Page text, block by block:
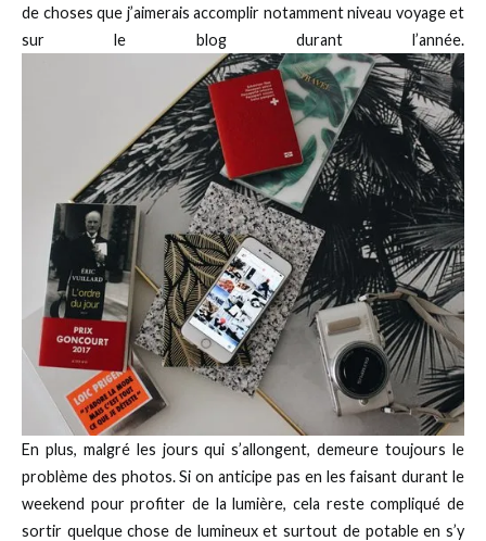
de choses que j’aimerais accomplir notamment niveau voyage et
sur le blog durant l’année.
En plus, malgré les jours qui s’allongent, demeure toujours le
problème des photos. Si on anticipe pas en les faisant durant le
weekend pour profiter de la lumière, cela reste compliqué de
sortir quelque chose de lumineux et surtout de potable en s’y